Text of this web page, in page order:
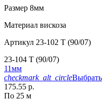
Размер 8мм
Материал вискоза
Артикул 23-102 T (90/07)
23-104 T (90/07)
11мм
checkmark_alt_circleВыбрать
175.55 р.
По 25 м